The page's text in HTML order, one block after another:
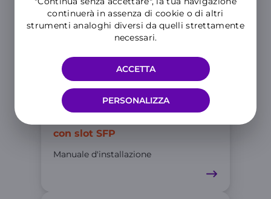
continuerà in assenza di cookie o di altri
strumenti analoghi diversi da quelli strettamente
necessari.
PERSONALIZZA
ACCETTA
con slot SFP
Manuale d'installazione